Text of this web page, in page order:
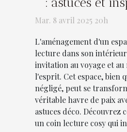
déco
Mar. 8 avril 2025 20h
L'aménagement d'un
lecture dans son
invitation au voyage et au
l'esprit. Cet espace, bien
négligé, peut se
véritable havre de paix
astuces déco. Découvrez
un coin lecture cosy qui